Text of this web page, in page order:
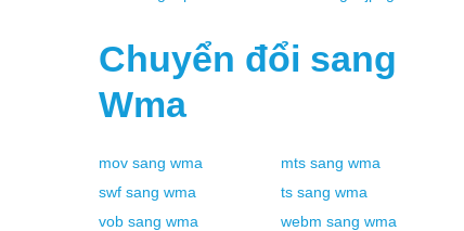
Chuyển đổi sang
Wma
mov sang wma mts sang wma
swf sang wma ts sang wma
vob sang wma webm sang wma